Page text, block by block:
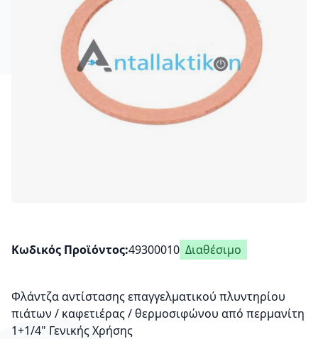
Κωδικός Προϊόντος 49300010 Διαθέσιμο
Φλάντζα αντίστασης επαγγελματικού πλυντηρίου
πιάτων / καφετιέρας / θερμοσιφώνου από περμανίτη
1+1/4" Γενικής Χρήσης